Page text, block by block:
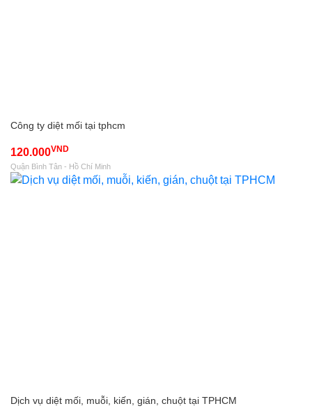
Công ty diệt mối tại tphcm
120.000VND
Quận Bình Tân - Hồ Chí Minh
Dịch vụ diệt mối, muỗi, kiến, gián, chuột tại TPHCM